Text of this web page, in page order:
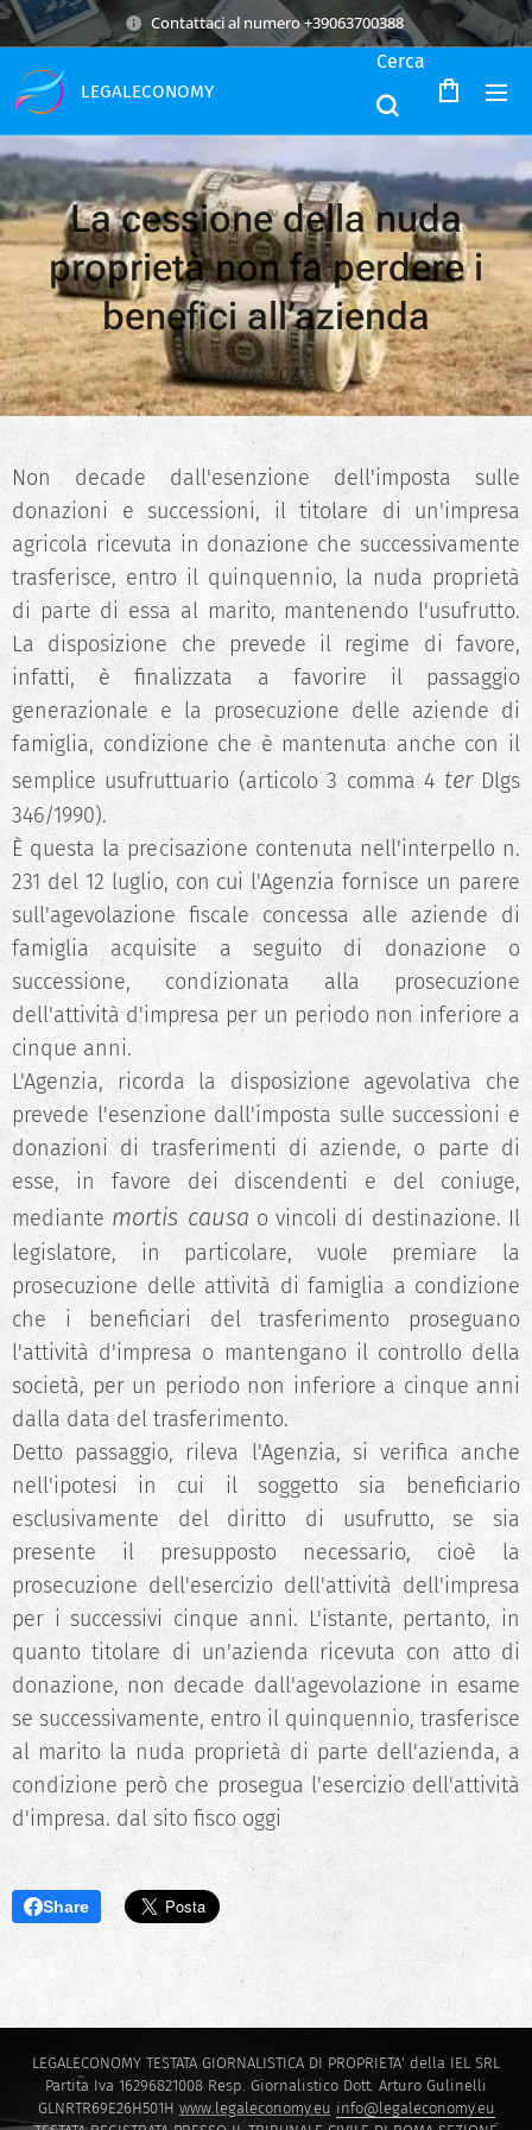
Contattaci al numero +39063700388
LEGALECONOMY
Cerca
La cessione della nuda
proprietà non fa perdere i
benefici all’azienda
07.03.2022
Non decade dall'esenzione dell'imposta sulle
donazioni e successioni, il titolare di un'impresa
agricola ricevuta in donazione che successivamente
trasferisce, entro il quinquennio, la nuda proprietà
di parte di essa al marito, mantenendo l'usufrutto.
La disposizione che prevede il regime di favore,
infatti, è finalizzata a favorire il passaggio
generazionale e la prosecuzione delle aziende di
famiglia, condizione che è mantenuta anche con il
semplice usufruttuario (articolo 3 comma 4 terDlgs
346/1990).
È questa la precisazione contenuta nell'interpello n.
231 del 12 luglio, con cui l'Agenzia fornisce un parere
sull'agevolazione fiscale concessa alle aziende di
famiglia acquisite a seguito di donazione o
successione, condizionata alla prosecuzione
dell'attività d'impresa per un periodo non inferiore a
cinque anni.
L'Agenzia, ricorda la disposizione agevolativa che
prevede l'esenzione dall'imposta sulle successioni e
donazioni di trasferimenti di aziende, o parte di
esse, in favore dei discendenti e del coniuge,
mediante mortis causa o vincoli di destinazione. Il
legislatore, in particolare, vuole premiare la
prosecuzione delle attività di famiglia a condizione
che i beneficiari del trasferimento proseguano
l'attività d'impresa o mantengano il controllo della
società, per un periodo non inferiore a cinque anni
dalla data del trasferimento.
Detto passaggio, rileva l'Agenzia, si verifica anche
nell'ipotesi in cui il soggetto sia beneficiario
esclusivamente del diritto di usufrutto, se sia
presente il presupposto necessario, cioè la
prosecuzione dell'esercizio dell'attività dell'impresa
per i successivi cinque anni. L'istante, pertanto, in
quanto titolare di un'azienda ricevuta con atto di
donazione, non decade dall'agevolazione in esame
se successivamente, entro il quinquennio, trasferisce
al marito la nuda proprietà di parte dell'azienda, a
condizione però che prosegua l'esercizio dell'attività
d'impresa. dal sito fisco oggi
Share
LEGALECONOMY TESTATA GIORNALISTICA DI PROPRIETA' della IEL SRL
Partita Iva 16296821008 Resp. Giornalistico Dott. Arturo Gulinelli
GLNRTR69E26H501H www.legaleconomy.eu info@legaleconomy.eu